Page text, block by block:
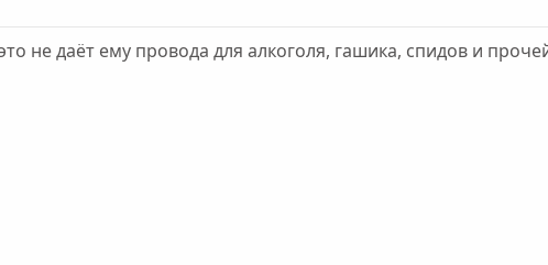
не даёт ему провода для алкоголя, гашика, спидов и